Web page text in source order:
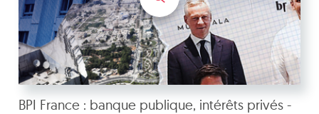
BPI France : banque publique, intérêts privés -